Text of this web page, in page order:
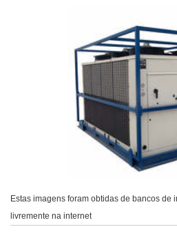
Estas imagens foram obtidas de bancos de
livremente na internet